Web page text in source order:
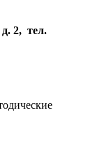
д. 2, тел.